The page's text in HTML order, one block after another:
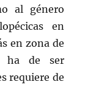
al género
en
en zona de
ha de ser
requiere de